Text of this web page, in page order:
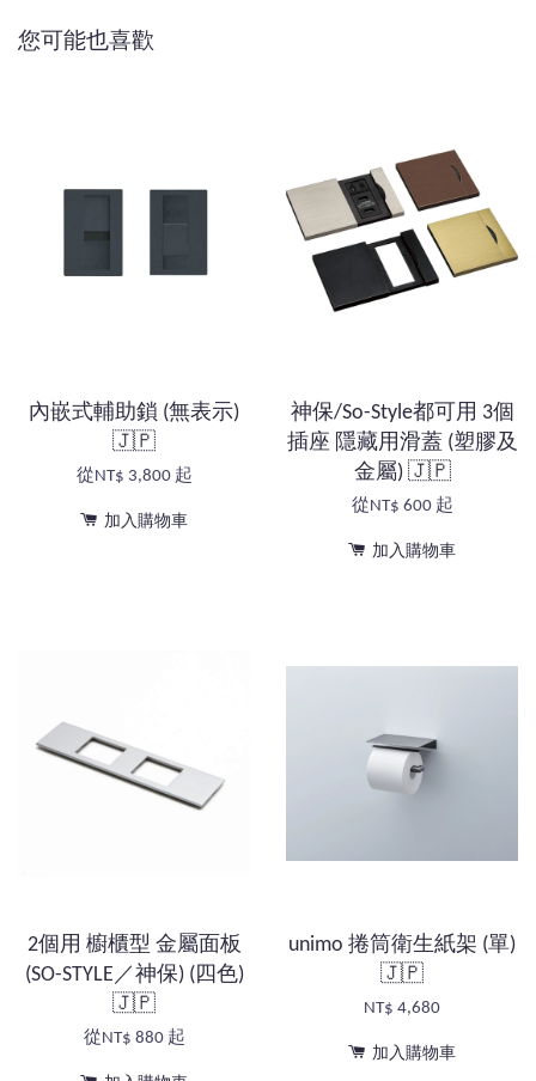
您可能也喜歡
內嵌式輔助鎖 (無表示)
🇯🇵
從 NT$ 3,800 起
加入購物車
神保/So-Style都可用 3個
插座 隱藏用滑蓋 (塑膠及
金屬) 🇯🇵
從 NT$ 600 起
加入購物車
2個用 櫥櫃型 金屬面板
(SO-STYLE／神保) (四色)
🇯🇵
從 NT$ 880 起
unimo 捲筒衛生紙架 (單)
🇯🇵
NT$ 4,680
加入購物車